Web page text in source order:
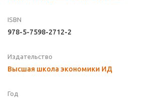
ISBN
978-5-7598-2712-2
Издательство
Высшая школа экономики ИД
Год